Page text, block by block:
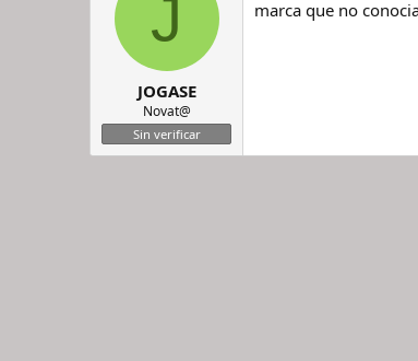
l
o
i
o
J
JOGASE
Novat@
Sin verificar
marca que no